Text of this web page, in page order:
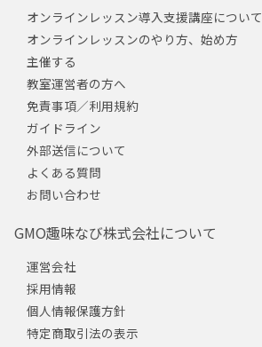
オンラインレッスン導入支援講座について
オンラインレッスンのやり方、始め方
主催する
教室運営者の方へ
免責事項／利用規約
ガイドライン
外部送信について
よくある質問
お問い合わせ
GMO趣味なび株式会社について
運営会社
採用情報
個人情報保護方針
特定商取引法の表示